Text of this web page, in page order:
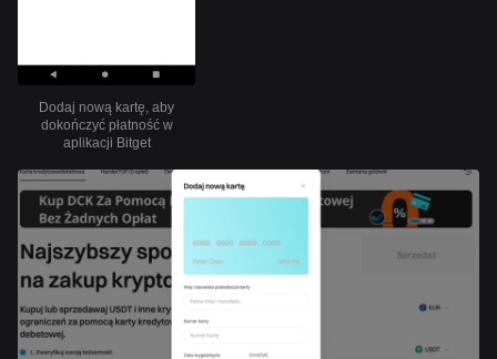
Dodaj nową kartę, aby
dokończyć płatność w
aplikacji Bitget